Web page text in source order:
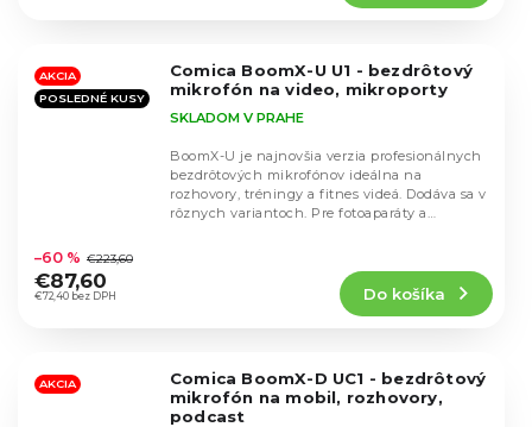
hviezdičiek.
AKCIA
POSLEDNÉ KUSY
Comica BoomX-U U1 - bezdrôtový
mikrofón na video, mikroporty
hodnotenie
produktu
je
hviezdičiek.
SKLADOM V PRAHE
€72,40 bez DPH
–60 % €223,60
€87,60
Do košíka
BoomX-U je najnovšia verzia profesionálnych
bezdrôtových mikrofónov ideálna na
rozhovory, tréningy a fitnes videá. Dodáva sa v
rôznych variantoch. Pre fotoaparáty a
AKCIA
Comica BoomX-D UC1 - bezdrôtový
mikrofón na mobil, rozhovory,
podcast